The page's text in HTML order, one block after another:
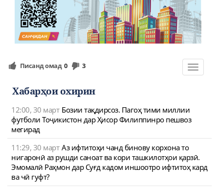
Toggle
Писанд омад 0 3
Хабарҳои охирин
12:00, 30 март Бозии тақдирсоз. Пагоҳ тими миллии
футболи Тоҷикистон дар Ҳисор Филиппинро пешвоз
мегирад
11:29, 30 март Аз ифтитоҳи чанд бинову корхона то
нигаронӣ аз рушди саноат ва кори ташкилотҳои қарзӣ.
Эмомалӣ Раҳмон дар Суғд кадом иншоотро ифтитоҳ кард
ва чӣ гуфт?